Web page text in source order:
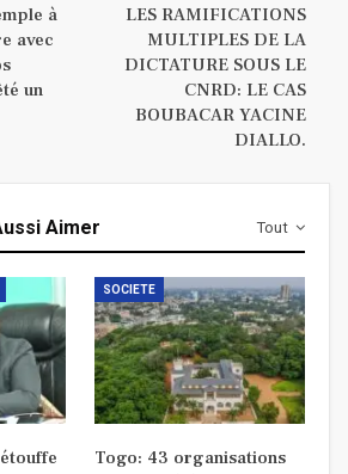
à
avec
un
LES RAMIFICATIONS
MULTIPLES DE LA
DICTATURE SOUS LE
CNRD: LE CAS
BOUBACAR YACINE
DIALLO.
Tout
Aimer
SOCIETE
Togo: 43 organisations